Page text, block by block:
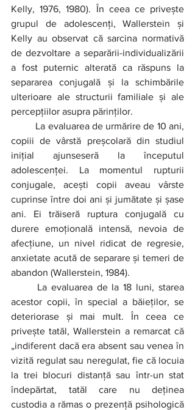
Kelly, 1976, 1980). În ceea ce privește
grupul de adolescenți, Wallerstein și
Kelly au observat că sarcina normativă
de dezvoltare a separării-individualizării
a fost puternic alterată ca răspuns la
separarea conjugală și la schimbările
ulterioare ale structurii familiale și ale
percepțiilor asupra părinților.
copiii de vârstă preșcolară din studiul
inițial ajunseseră la începutul
adolescenței. La momentul rupturii
conjugale, acești copii aveau vârste
cuprinse între doi ani și jumătate și șase
ani. Ei trăiseră ruptura conjugală cu
durere emoțională intensă, nevoia de
afecțiune, un nivel ridicat de regresie,
anxietate acută de separare și temeri de
abandon (Wallerstein, 1984).
acestor copii, în special a băieților, se
deteriorase și mai mult. În ceea ce
privește tatăl, Wallerstein a remarcat că
„indiferent dacă era absent sau venea în
vizită regulat sau neregulat, fie că locuia
la trei blocuri distanță sau într-un stat
îndepărtat, tatăl care nu deținea
custodia a rămas o prezență psihologică